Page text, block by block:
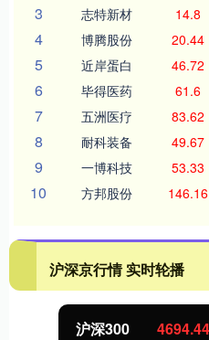
3 志特新材 14.8
4 博腾股份 20.44
5 近岸蛋白 46.72
6 毕得医药 61.6
7 五洲医疗 83.62
8 耐科装备 49.67
9 一博科技 53.33
10 方邦股份 146.16
沪深京行情 实时轮播
北证50 1134.24